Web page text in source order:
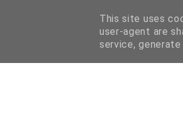
HOME O
This site uses
user-agent are
service,